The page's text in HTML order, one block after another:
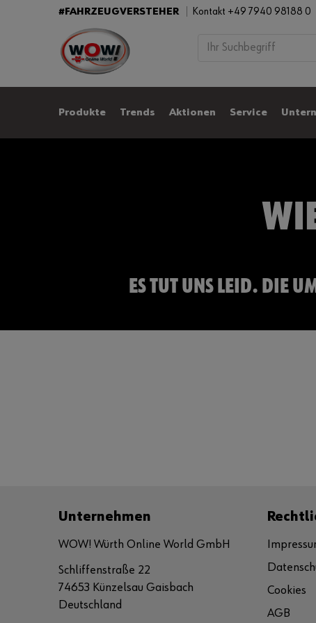
#FAHRZEUGVERSTEHER Kontakt +49 7940 98188 0
Produkte Trends Aktionen Service
ES TUT UNS LEID. DIE
Unternehmen
WOW! Würth Online World GmbH
Schliffenstraße 22
74653 Künzelsau Gaisbach
Deutschland
Cookies
AGB